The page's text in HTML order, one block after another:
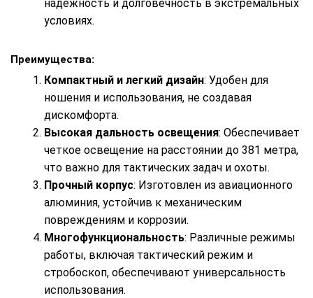
надёжность и долговечность в экстремальных
условиях.
Преимущества:
Компактный и легкий дизайн: Удобен для
ношения и использования, не создавая
дискомфорта.
Высокая дальность освещения: Обеспечивает
четкое освещение на расстоянии до 381 метра,
что важно для тактических задач и охоты.
Прочный корпус: Изготовлен из авиационного
алюминия, устойчив к механическим
повреждениям и коррозии.
Многофункциональность: Различные режимы
работы, включая тактический режим и
стробоскоп, обеспечивают универсальность
использования.